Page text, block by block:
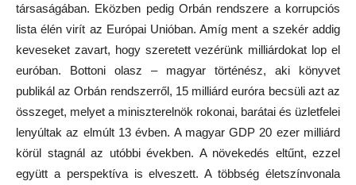
társaságában. Eközben pedig Orbán rendszere a korrupciós
lista élén virít az Európai Unióban. Amíg ment a szekér addig
keveseket zavart, hogy szeretett vezérünk milliárdokat lop el
euróban. Bottoni olasz – magyar történész, aki könyvet
publikál az Orbán rendszerről, 15 milliárd euróra becsüli azt az
összeget, melyet a miniszterelnök rokonai, barátai és üzletfelei
lenyúltak az elmúlt 13 évben. A magyar GDP 20 ezer milliárd
körül stagnál az utóbbi években. A növekedés eltűnt, ezzel
együtt a perspektíva is elveszett. A többség életszínvonala